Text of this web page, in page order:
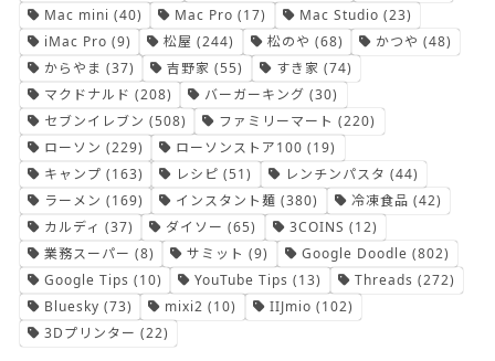
Mac mini (40) Mac Pro (17) Mac Studio (23)
iMac Pro (9) 松屋 (244) 松のや (68) かつや (48)
からやま (37) 吉野家 (55) すき家 (74)
マクドナルド (208) バーガーキング (30)
セブンイレブン (508) ファミリーマート (220)
ローソン (229) ローソンストア100 (19)
キャンプ (163) レシピ (51) レンチンパスタ (44)
ラーメン (169) インスタント麺 (380) 冷凍食品 (42)
カルディ (37) ダイソー (65) 3COINS (12)
業務スーパー (8) サミット (9) Google Doodle (802)
Google Tips (10) YouTube Tips (13) Threads (272)
Bluesky (73) mixi2 (10) IIJmio (102)
3Dプリンター (22)